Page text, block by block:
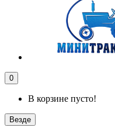
0
В корзине пусто!
Везде